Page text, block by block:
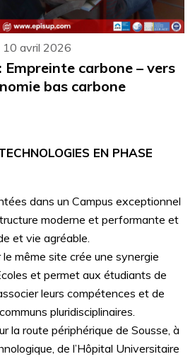
10 avril 2026
Empreinte carbone – vers
bas carbone
EN PHASE
dans un Campus exceptionnel
moderne et performante et
et vie agréable.
même site crée une synergie
et permet aux étudiants de
leurs compétences et de
pluridisciplinaires.
la route périphérique de Sousse, à
de l’Hôpital Universitaire